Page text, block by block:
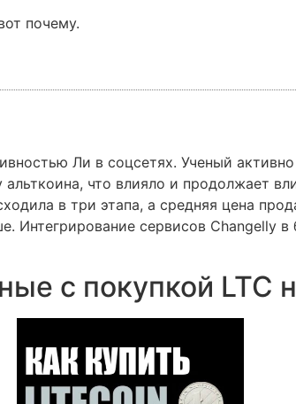
почему.
Ли в соцсетях. Ученый
что влияло и продолжает
в три этапа, а средняя цена
Интегрирование сервисов Changelly
с покупкой LTC